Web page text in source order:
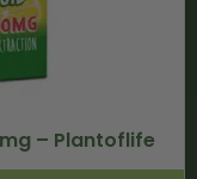
– Plantoflife